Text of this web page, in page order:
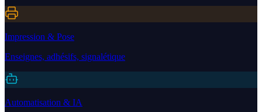
Impression & Pose
Enseignes, adhésifs, signalétique
Automatisation & IA